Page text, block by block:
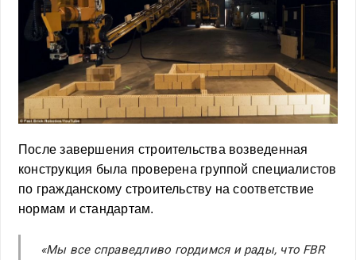
После завершения строительства возведенная
конструкция была проверена группой специалистов
по гражданскому строительству на соответствие
нормам и стандартам.
«Мы все справедливо гордимся и рады, что FBR